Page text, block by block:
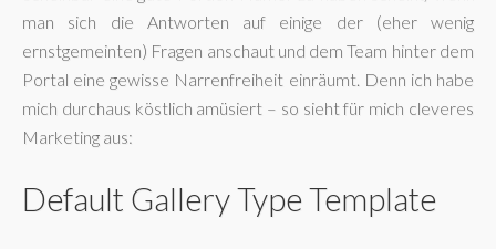
man sich die Antworten auf einige der (eher wenig
ernstgemeinten) Fragen anschaut und dem Team hinter dem
Portal eine gewisse Narrenfreiheit einräumt. Denn ich habe
mich durchaus köstlich amüsiert – so sieht für mich cleveres
Marketing aus:
Default Gallery Type Template